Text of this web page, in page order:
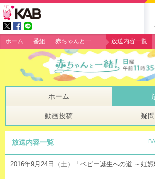
ホーム 番組 赤ちゃんと一緒！ 放送内容一覧
ホーム
動画投稿 疑
放送内容一覧
2016年9月24日（土）「ベビー誕生への道 ～妊娠